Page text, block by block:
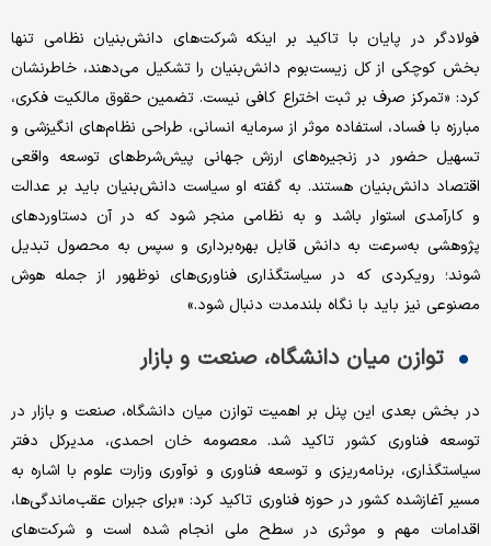
فولادگر در پایان با تاکید بر اینکه شرکت‌های دانش‌بنیان نظامی تنها
بخش کوچکی از کل زیست‌بوم دانش‌بنیان را تشکیل می‌دهند، خاطرنشان
کرد: «تمرکز صرف بر ثبت اختراع کافی نیست. تضمین حقوق مالکیت فکری،
مبارزه با فساد، استفاده موثر از سرمایه انسانی، طراحی نظام‌های انگیزشی و
تسهیل حضور در زنجیره‌های ارزش جهانی پیش‌شرط‌های توسعه واقعی
اقتصاد دانش‌بنیان هستند. به گفته او سیاست دانش‌بنیان باید بر عدالت
و کارآمدی استوار باشد و به نظامی منجر شود که در آن دستاوردهای
پژوهشی به‌سرعت به دانش قابل بهره‌برداری و سپس به محصول تبدیل
شوند؛ رویکردی که در سیاستگذاری فناوری‌های نوظهور از جمله هوش
مصنوعی نیز باید با نگاه بلندمدت دنبال شود.»
توازن میان دانشگاه، صنعت و بازار
در بخش بعدی این پنل بر اهمیت توازن میان دانشگاه، صنعت و بازار در
توسعه فناوری کشور تاکید شد. معصومه خان احمدی، مدیرکل دفتر
سیاستگذاری، برنامه‌ریزی و توسعه فناوری و نوآوری وزارت علوم با اشاره به
مسیر آغازشده کشور در حوزه فناوری تاکید کرد: «برای جبران عقب‌ماندگی‌ها،
اقدامات مهم و موثری در سطح ملی انجام شده است و شرکت‌های